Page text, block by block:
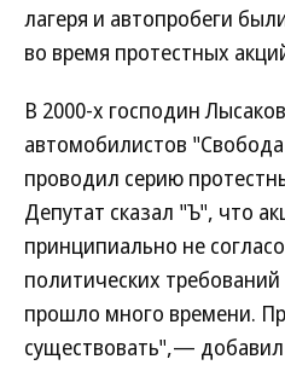
лагеря и автопробеги
во время протестных
В 2000-х господин
автомобилистов
проводил серию
Депутат сказал "Ъ", что
принципиально не
политических
прошло много времени.
существовать",—